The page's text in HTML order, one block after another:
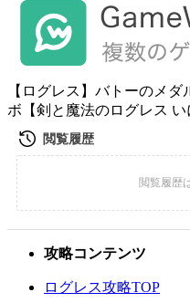
【ログレス】バトーのメ
ボ【剣と魔法のログレス い
攻略コンテンツ
ログレス攻略TOP